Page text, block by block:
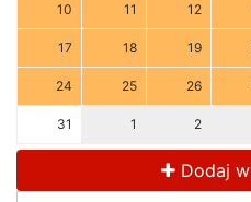
10 11 12
17 18 19
24 25 26
31 1 2
Dodaj